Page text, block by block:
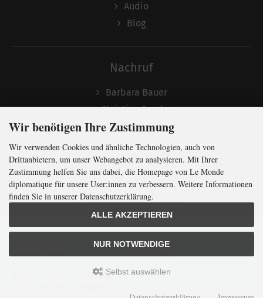
mit der weltweitgrößten
MonatszeitungfürinternationalePolitik
Jetzt das Digi-Abo testen:
Audio
Blog
Nachruf
Barbara Bauer
Christian Semler
Folgen
LMd © 2026 | Template © 2009-2026 bymodified eCommerce Shopsoftware
Wir benötigen Ihre Zustimmung
Wir verwenden Cookies und ähnliche Technologien, auch von
Drittanbietern, um unser Webangebot zu analysieren. Mit Ihrer
Zustimmung helfen Sie uns dabei, die Homepage von Le Monde
diplomatique für unsere User:innen zu verbessern. Weitere Informationen
finden Sie in unserer Datenschutzerklärung.
ALLE AKZEPTIEREN
NUR NOTWENDIGE
Selbst auswählen